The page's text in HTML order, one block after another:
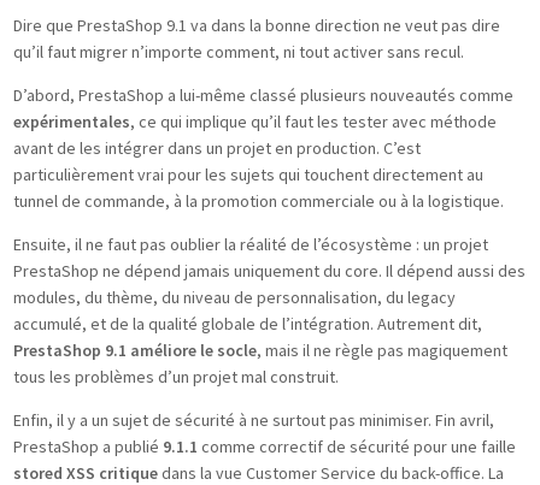
Dire que PrestaShop 9.1 va dans la bonne direction ne veut pas dire
qu’il faut migrer n’importe comment, ni tout activer sans recul.
D’abord, PrestaShop a lui-même classé plusieurs nouveautés comme
expérimentales, ce qui implique qu’il faut les tester avec méthode
avant de les intégrer dans un projet en production. C’est
particulièrement vrai pour les sujets qui touchent directement au
tunnel de commande, à la promotion commerciale ou à la logistique.
Ensuite, il ne faut pas oublier la réalité de l’écosystème : un projet
PrestaShop ne dépend jamais uniquement du core. Il dépend aussi des
modules, du thème, du niveau de personnalisation, du legacy
accumulé, et de la qualité globale de l’intégration. Autrement dit,
PrestaShop 9.1 améliore le socle, mais il ne règle pas magiquement
tous les problèmes d’un projet mal construit.
Enfin, il y a un sujet de sécurité à ne surtout pas minimiser. Fin avril,
PrestaShop a publié 9.1.1 comme correctif de sécurité pour une faille
stored XSS critiquedans la vue Customer Service du back-office. La